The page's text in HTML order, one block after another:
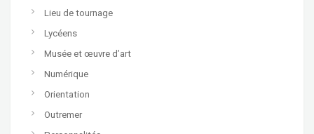
Lieu de tournage
Lycéens
Musée et œuvre d’art
Numérique
Orientation
Outremer